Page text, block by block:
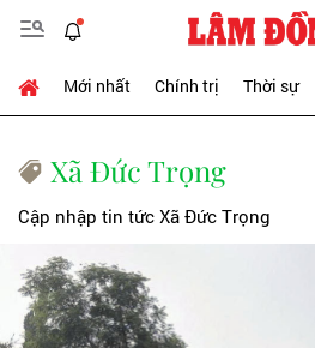
Mới nhất Chính trị Thời sự
Xã Đức Trọng
Cập nhập tin tức Xã Đức Trọng